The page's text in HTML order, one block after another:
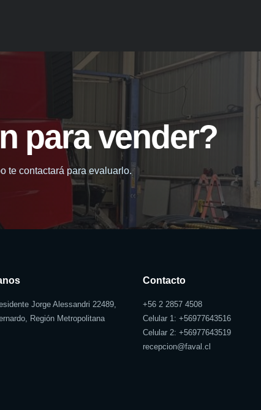
para vender?
te contactará para evaluarlo.
Jorge Alessandri 22489,
Región Metropolitana
Contacto
+56 2 2857 4508
Celular 1: +56977643516
Celular 2: +56977643519
recepcion@faval.cl